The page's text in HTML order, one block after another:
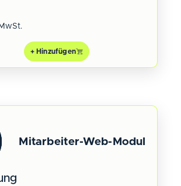
+ Hinzufügen
Mitarbeiter-Web-Modul